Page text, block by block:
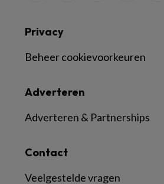
Contact
Veelgestelde vragen
Adverteren
Adverteren & Partnerships
Privacy
Beheer cookievoorkeuren